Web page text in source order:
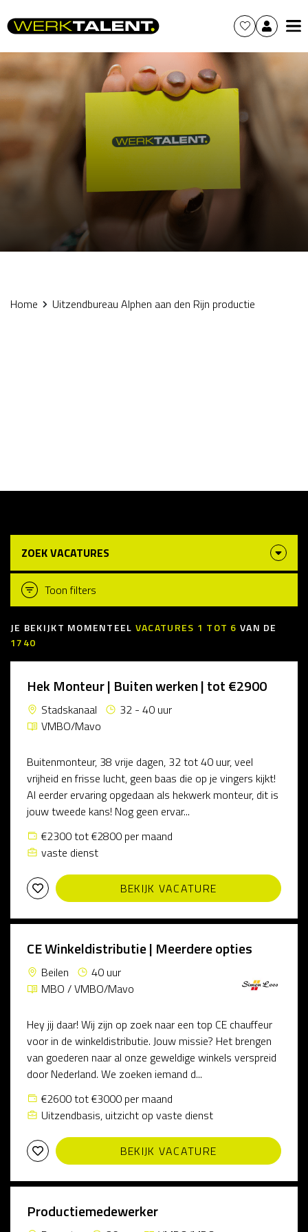
Home Uitzendbureau Alphen aan den Rijn productie
ZOEK VACATURES
Toon filters
JE BEKIJKT MOMENTEEL VACATURES 1 TOT 6 VAN DE
1740
Hek Monteur | Buiten werken | tot €2900
Stadskanaal
32 - 40 uur
VMBO/Mavo
Buitenmonteur, 38 vrije dagen, 32 tot 40 uur, veel
vrijheid en frisse lucht, geen baas die op je vingers kijkt!
Al eerder ervaring opgedaan als hekwerk monteur, dit is
jouw tweede kans! Nog geen ervar...
€2300 tot €2800 per maand
vaste dienst
BEKIJK VACATURE
CE Winkeldistributie | Meerdere opties
Beilen
40 uur
MBO / VMBO/Mavo
Hey jij daar! Wij zijn op zoek naar een top CE chauffeur
voor in de winkeldistributie. Jouw missie? Het brengen
van goederen naar al onze geweldige winkels verspreid
door Nederland. We zoeken iemand d...
€2600 tot €3000 per maand
Uitzendbasis, uitzicht op vaste dienst
BEKIJK VACATURE
Productiemedewerker